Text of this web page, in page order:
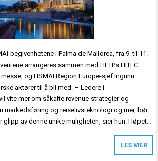
begivenhetene i Palma de Mallorca, fra 9. til 11.
arrangeres sammen med HFTPs HITEC
og HSMAI Region Europe-sjef Ingunn
aktører til å bli med. – Ledere i
vite mer om såkalte revenue-strategier og
markedsføring og reiselivsteknologi og mer, bør
av denne unike muligheten, sier hun. I løpet…
LES MER